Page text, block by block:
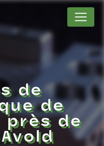
de
de
près de